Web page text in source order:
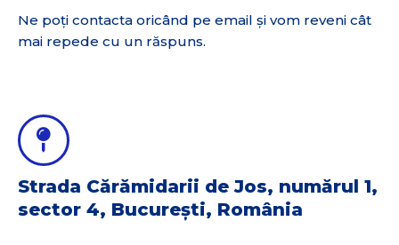
Ne poți contacta oricând pe email și vom reveni cât
mai repede cu un răspuns.
Strada Cărămidarii de Jos, numărul 1,
sector 4, București, România